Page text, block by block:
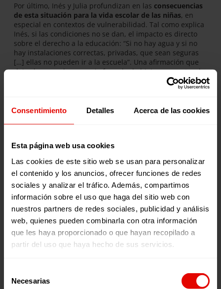
Consentimiento Detalles Acerca de las cookies
Esta página web usa cookies
Las cookies de este sitio web se usan para personalizar
el contenido y los anuncios, ofrecer funciones de redes
sociales y analizar el tráfico. Además, compartimos
información sobre el uso que haga del sitio web con
nuestros partners de redes sociales, publicidad y análisis
web, quienes pueden combinarla con otra información
que les haya proporcionado o que hayan recopilado a
partir del uso que haya hecho de sus servicios.
Necesarias
Por último, Inés y Julia profundizan en las consecuencias
de esta situación para la vida escolar de las niñas, en
especial en contextos de vulnerabilidad. Tal como explica
Inés, si las condiciones no se dan, el impacto es directo
sobre el derecho a la educación: “Si no hay agua y si no
hay instalaciones correctas, privadas, que sean seguras
[…] ellas no pueden ir a la escuela”. Una afirmación que
deja claro que la ausencia forzada de higiene menstrual
se convierte en un obstáculo para el desarrollo personal
¿Qué es ‘Voces por una Causa’
con Julia Navarro?
Presentado por la escritora y periodista Julia Navarro,
‘Voces por una causa’
es el podcast semanal de la ONG
Entreculturasque explora cuestiones sociales,
medioambientales y culturales a través de testimonios en
primera persona. Los programas se emiten todos los
jueves en nuestro canal deYoutube , enSpotify, enIvoox